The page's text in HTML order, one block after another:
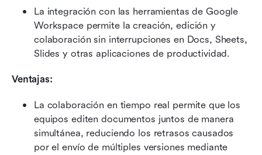
La integración con las herramientas de Google
Workspace permite la creación, edición y
colaboración sin interrupciones en Docs, Sheets,
Slides y otras aplicaciones de productividad.
Ventajas:
La colaboración en tiempo real permite que los
equipos editen documentos juntos de manera
simultánea, reduciendo los retrasos causados
por el envío de múltiples versiones mediante